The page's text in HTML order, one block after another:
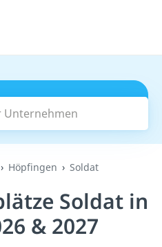
Suchen
Höpfingen Soldat
Soldat in
& 2027